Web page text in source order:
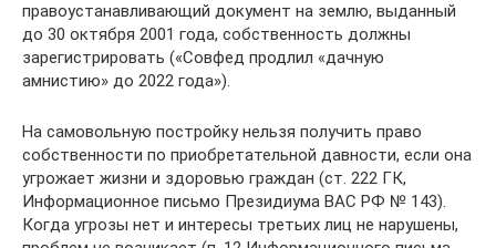
правоустанавливающий документ на землю, выданный
до 30 октября 2001 года, собственность должны
зарегистрировать («Совфед продлил «дачную
амнистию» до 2022 года»).
На самовольную постройку нельзя получить право
собственности по приобретательной давности, если она
угрожает жизни и здоровью граждан (ст. 222 ГК,
Информационное письмо Президиума ВАС РФ № 143).
Когда угрозы нет и интересы третьих лиц не нарушены,